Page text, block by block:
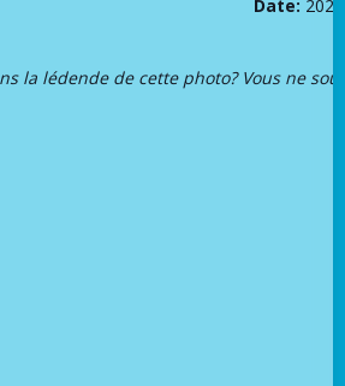
Date:
la lédende de cette photo? Vous ne